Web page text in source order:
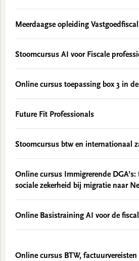
Meerdaagse opleiding
Stoomcursus AI voor Fiscale
Online cursus toepassing box 3 in
Future Fit Professionals
Stoomcursus btw en internationaal
Online cursus Immigrerende DGA’s:
sociale zekerheid bij migratie naar
Online Basistraining AI voor de
Online cursus BTW, factuurvereisten